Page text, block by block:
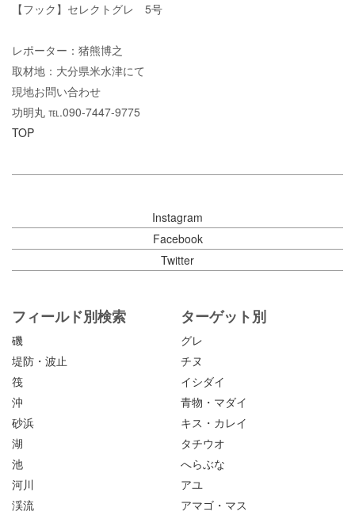
【フック】セレクトグレ 5号
レポーター：猪熊博之
取材地：大分県米水津にて
現地お問い合わせ
功明丸 ℡.090-7447-9775
TOP
Instagram
Facebook
Twitter
フィールド別検索
磯
堤防・波止
筏
沖
砂浜
湖
池
河川
渓流
ターゲット別
グレ
チヌ
イシダイ
青物・マダイ
キス・カレイ
タチウオ
へらぶな
アユ
アマゴ・マス